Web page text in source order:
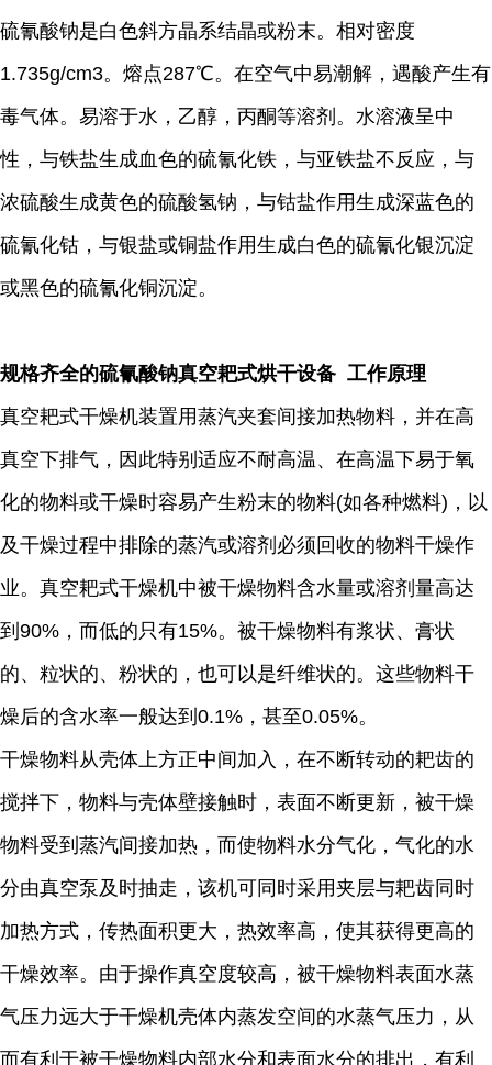
硫氰酸钠是白色斜方晶系结晶或粉末。相对密度
1.735g/cm3。熔点287℃。在空气中易潮解，遇酸产生有
毒气体。易溶于水，乙醇，丙酮等溶剂。水溶液呈中
性，与铁盐生成血色的硫氰化铁，与亚铁盐不反应，与
浓硫酸生成黄色的硫酸氢钠，与钴盐作用生成深蓝色的
硫氰化钴，与银盐或铜盐作用生成白色的硫氰化银沉淀
或黑色的硫氰化铜沉淀。
规格齐全的硫氰酸钠真空耙式烘干设备 工作原理
真空耙式干燥机装置用蒸汽夹套间接加热物料，并在高
真空下排气，因此特别适应不耐高温、在高温下易于氧
化的物料或干燥时容易产生粉末的物料(如各种燃料)，以
及干燥过程中排除的蒸汽或溶剂必须回收的物料干燥作
业。真空耙式干燥机中被干燥物料含水量或溶剂量高达
到90%，而低的只有15%。被干燥物料有浆状、膏状
的、粒状的、粉状的，也可以是纤维状的。这些物料干
燥后的含水率一般达到0.1%，甚至0.05%。
干燥物料从壳体上方正中间加入，在不断转动的耙齿的
搅拌下，物料与壳体壁接触时，表面不断更新，被干燥
物料受到蒸汽间接加热，而使物料水分气化，气化的水
分由真空泵及时抽走，该机可同时采用夹层与耙齿同时
加热方式，传热面积更大，热效率高，使其获得更高的
干燥效率。由于操作真空度较高，被干燥物料表面水蒸
气压力远大于干燥机壳体内蒸发空间的水蒸气压力，从
而有利于被干燥物料内部水分和表面水分的排出，有利